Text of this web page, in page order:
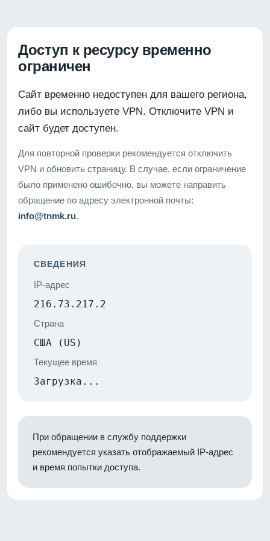
Доступ к ресурсу временно
ограничен
Сайт временно недоступен для вашего региона,
либо вы используете VPN. Отключите VPN и
сайт будет доступен.
Для повторной проверки рекомендуется отключить
VPN и обновить страницу. В случае, если ограничение
было применено ошибочно, вы можете направить
обращение по адресу электронной почты:
info@tnmk.ru.
СВЕДЕНИЯ
IP-адрес
216.73.217.2
Страна
США (US)
Текущее время
Загрузка...
При обращении в службу поддержки
рекомендуется указать отображаемый IP-адрес
и время попытки доступа.